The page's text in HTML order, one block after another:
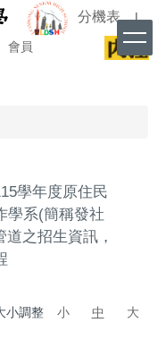
分機表 |
會員
學年度原住民
學系(簡稱發社
之招生資訊，
小調整 小 中
大